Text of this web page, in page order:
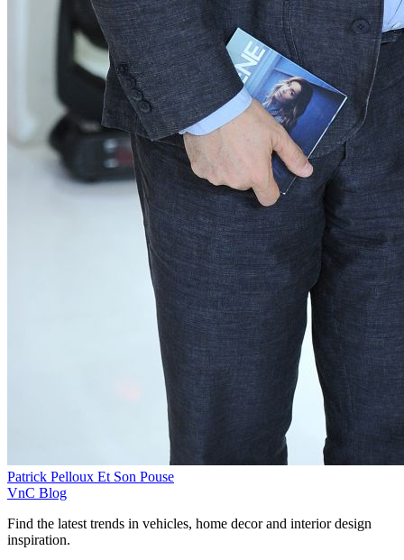
Patrick Pelloux Et Son Pouse
VnC Blog
Find the latest trends in vehicles, home decor and interior design
inspiration.